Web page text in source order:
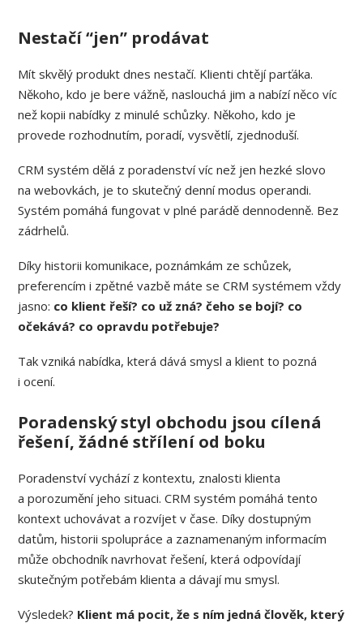
Nestačí “jen” prodávat
Mít skvělý produkt dnes nestačí. Klienti chtějí parťáka.
Někoho, kdo je bere vážně, naslouchá jim a nabízí něco víc
než kopii nabídky z minulé schůzky. Někoho, kdo je
provede rozhodnutím, poradí, vysvětlí, zjednoduší.
CRM systém dělá z poradenství víc než jen hezké slovo
na webovkách, je to skutečný denní modus operandi.
Systém pomáhá fungovat v plné parádě dennodenně. Bez
zádrhelů.
Díky historii komunikace, poznámkám ze schůzek,
preferencím i zpětné vazbě máte se CRM systémem vždy
jasno: co klient řeší? co už zná? čeho se bojí? co
očekává? co opravdu potřebuje?
Tak vzniká nabídka, která dává smysl a klient to pozná
i ocení.
Poradenský styl obchodu jsou cílená
řešení, žádné střílení od boku
Poradenství vychází z kontextu, znalosti klienta
a porozumění jeho situaci. CRM systém pomáhá tento
kontext uchovávat a rozvíjet v čase. Díky dostupným
datům, historii spolupráce a zaznamenaným informacím
může obchodník navrhovat řešení, která odpovídají
skutečným potřebám klienta a dávají mu smysl.
Výsledek? Klient má pocit, že s ním jedná člověk, který